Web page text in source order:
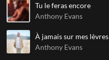
Tu le feras encore
Anthony Evans
À jamais sur mes lèvres
Anthony Evans